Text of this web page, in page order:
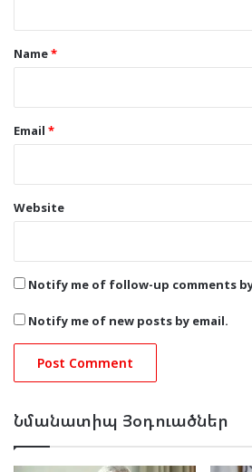
*Name*
Email *
Website
Notify me of follow-up comments
Notify me of new posts by email.
Նմանատիպ Յօդուածներ